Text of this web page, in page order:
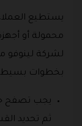
يستطيع
محمولة أو
لشركة لينوفو
بخطوات
يجب تصفح
ثم تحديد